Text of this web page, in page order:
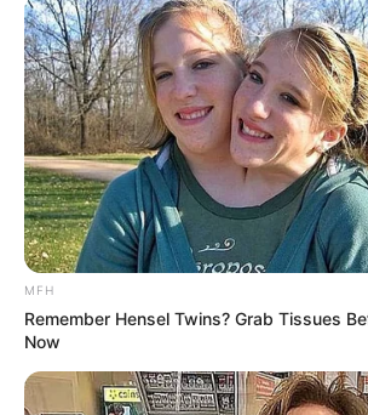
ER Doctor: "I Threw Out My Viagra
Found On CVS Aisle 7"
FRIDAY PLANS
MFH
Remember Hensel Twins? Grab Tissues
Now